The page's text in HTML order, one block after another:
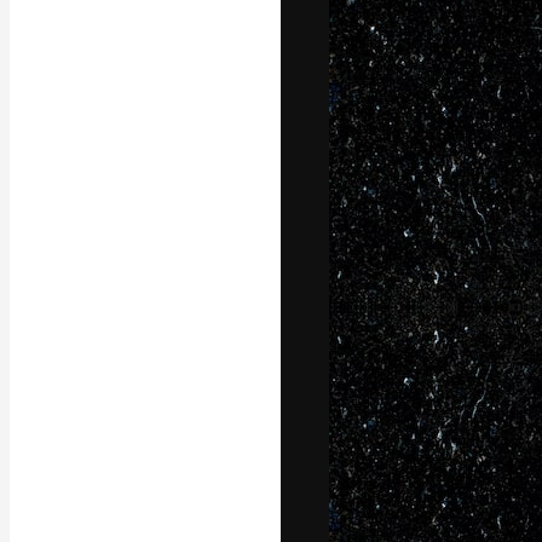
La plataforma
trabajo. Más
entre
estudios.
Español
Copyright ©